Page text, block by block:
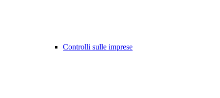
Controlli sulle imprese